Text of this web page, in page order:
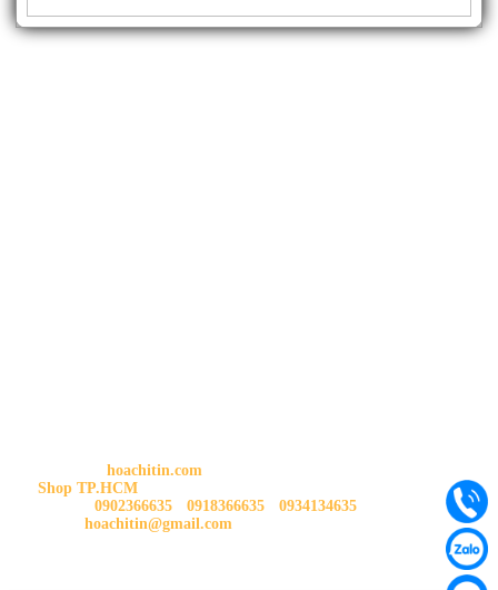
hoachitin.com
Shop TP.HCM
0902366635 0918366635
0934134635
hoachitin@gmail.com
Shop HOA CHÍ TÍN mở cửa tất cả các ngày trong tuần từ 9h00 đến